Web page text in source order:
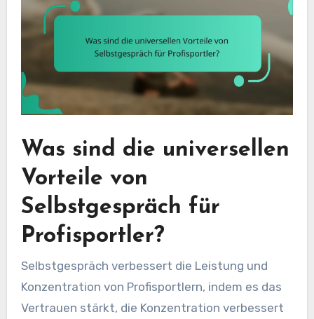
Was sind die universellen
Vorteile von
Selbstgespräch für
Profisportler?
Selbstgespräch verbessert die Leistung und
Konzentration von Profisportlern, indem es das
Vertrauen stärkt, die Konzentration verbessert